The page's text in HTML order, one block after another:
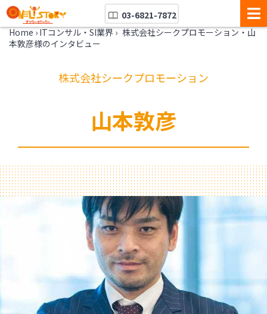
03-6821-7872
Home › ITコンサル・SI業界 › 株式会社シークプロモーション・山
本敦彦様のインタビュー
株式会社シークプロモーション
山本敦彦